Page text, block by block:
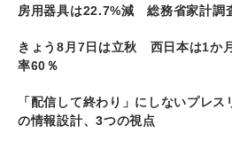
房用器具は22.7%減 総務省家計調
きょう8月7日は立秋 西日本は1か
率60％
「配信して終わり」にしないプレ
の情報設計、3つの視点